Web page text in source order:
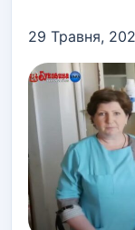
29 Травня,